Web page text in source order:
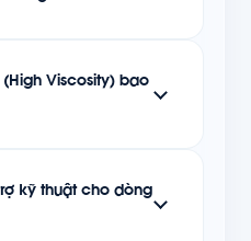
Viscosity) bao
kỹ thuật cho dòng